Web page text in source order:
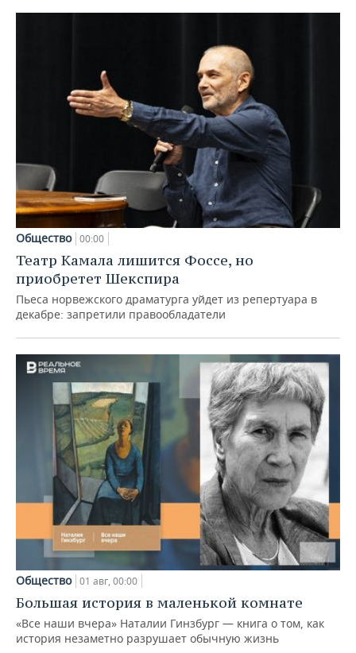
Общество 00:00
Театр Камала лишится Фоссе, но
приобретет Шекспира
Пьеса норвежского драматурга уйдет из репертуара в
декабре: запретили правообладатели
Общество 01 авг, 00:00
Большая история в маленькой комнате
«Все наши вчера» Наталии Гинзбург — книга о том, как
история незаметно разрушает обычную жизнь